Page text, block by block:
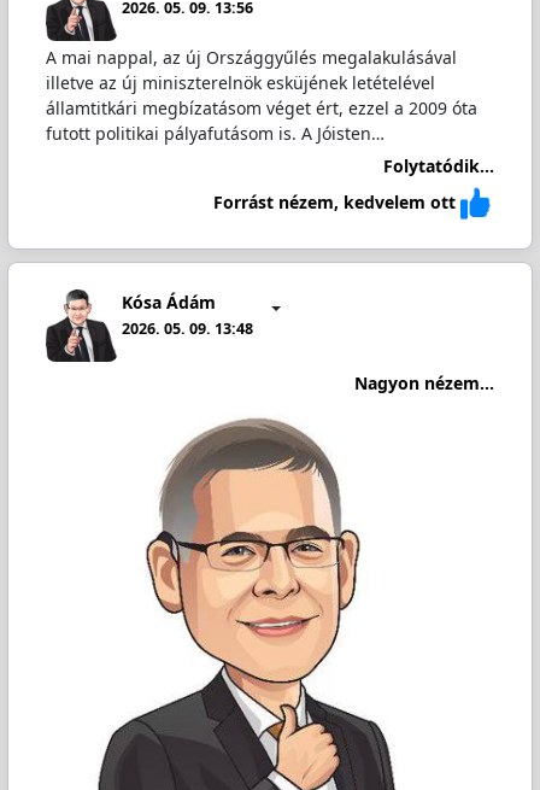
2026. 05. 09. 13:56
A mai nappal, az új Országgyűlés megalakulásával
illetve az új miniszterelnök esküjének letételével
államtitkári megbízatásom véget ért, ezzel a 2009 óta
futott politikai pályafutásom is. A Jóisten…
Folytatódik...
Forrást nézem, kedvelem ott
Kósa Ádám
2026. 05. 09. 13:48
Nagyon nézem...